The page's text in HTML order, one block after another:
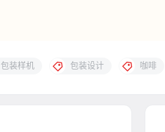
包装样机 包装设计 咖啡